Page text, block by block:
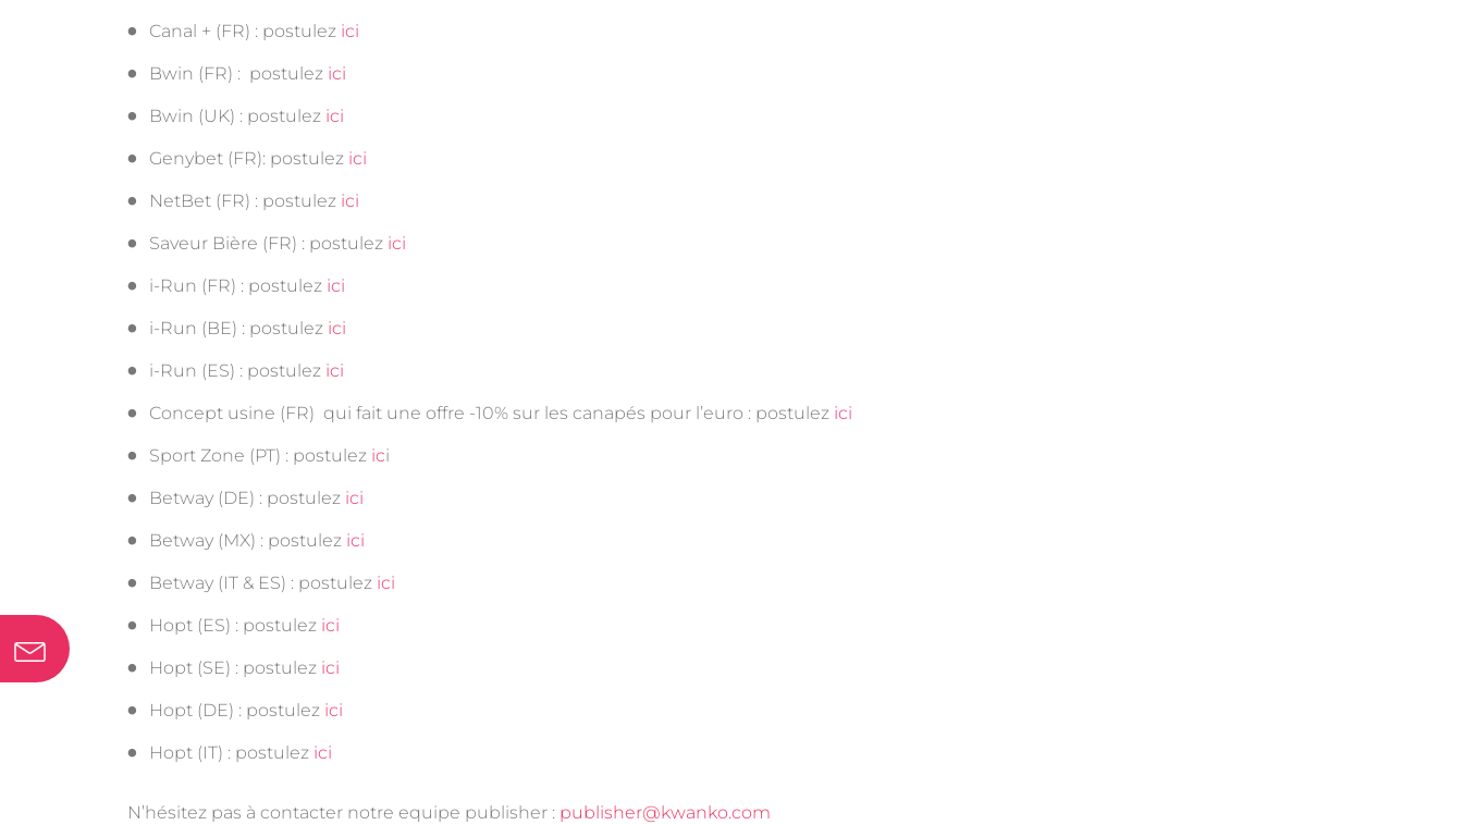
Canal + (FR) : postulez ici
Bwin (FR) : postulez ici
Bwin (UK) : postulez ici
Genybet (FR): postulez ici
NetBet (FR) : postulez ici
Saveur Bière (FR) : postulez ici
i-Run (FR) : postulez ici
i-Run (BE) : postulez ici
i-Run (ES) : postulez ici
Concept usine (FR) qui fait une offre -10% sur les canapés pour l’euro : postulez ici
Sport Zone (PT) : postulez ici
Betway (DE) : postulez ici
Betway (MX) : postulez ici
Betway (IT & ES) : postulez ici
Hopt (ES) : postulez ici
Hopt (SE) : postulez ici
Hopt (DE) : postulez ici
Hopt (IT) : postulez ici
N’hésitez pas à contacter notre equipe publisher : publisher@kwanko.com